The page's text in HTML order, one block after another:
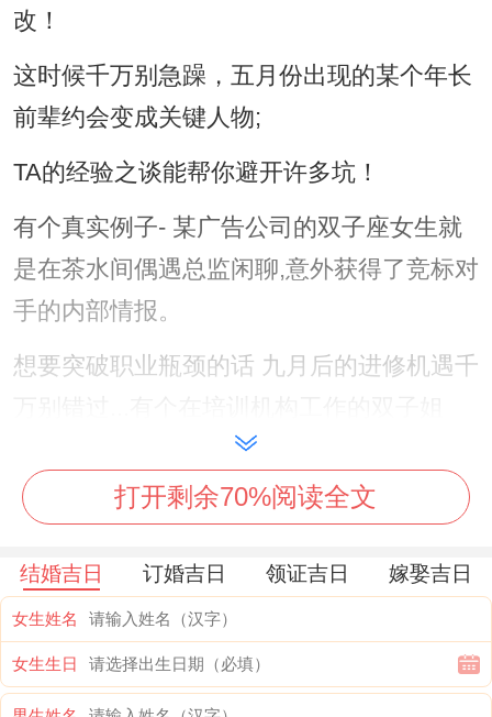
改！
这时候千万别急躁，五月份出现的某个年长
前辈约会变成关键人物;
TA的经验之谈能帮你避开许多坑！
有个真实例子- 某广告公司的双子座女生就
是在茶水间偶遇总监闲聊,意外获得了竞标对
手的内部情报。
想要突破职业瓶颈的话 九月后的进修机遇千
妹，去年报了个数据找原因速成班;于是年底
就被提拔位项目主管.
薪的.
财富篇:正财稳健 副业打开新天地 - 钱包鼓
起来的速度会比预想的快、更是六月过后 某
打开剩余70%阅读全文
结婚吉日 订婚吉日 领证吉日 嫁娶吉日
女生姓名
女生生日